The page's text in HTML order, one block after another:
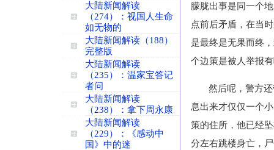
大陆新闻解读
（274）：视国人生命
如无物的
大陆新闻解读（188）
完整版
大陆新闻解读
（235）：温家宝答记
者问
大陆新闻解读
（238）：拿下周永康
大陆新闻解读
（229）：《感动中
国》中的迷
朦胧出事是同一个
点前后矛盾，在当
是最终是无果而终
个边策是被人举报
然后呢，警方
息出来才仅仅一个
策的住所，他已经
分左右跳楼身亡，